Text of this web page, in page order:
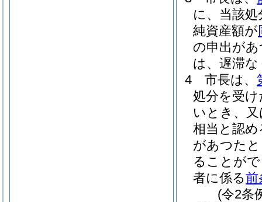
に、当該
純資産額が
の申出が
は、遅滞
4
市長は、
処分を受
いとき、
相当と認
があつた
ることが
者に係る前
(令2条